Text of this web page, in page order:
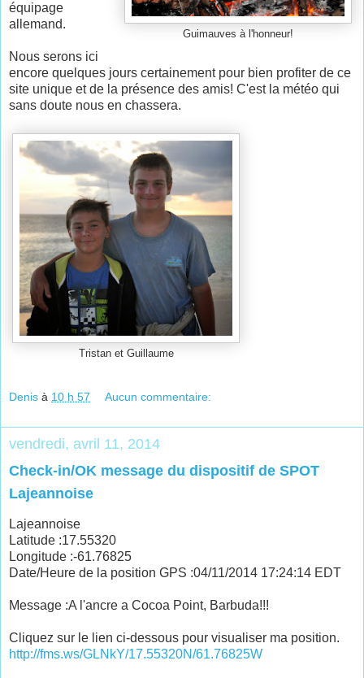
Guimauves à l'honneur!
équipage
allemand.
Nous serons ici
encore quelques jours certainement pour bien profiter de ce
site unique et de la présence des amis! C'est la météo qui
sans doute nous en chassera.
Tristan et Guillaume
Denis à 10 h 57 Aucun commentaire:
vendredi, avril 11, 2014
Check-in/OK message du dispositif de SPOT
Lajeannoise
Lajeannoise
Latitude :17.55320
Longitude :-61.76825
Date/Heure de la position GPS :04/11/2014 17:24:14 EDT
Message :A l'ancre a Cocoa Point, Barbuda!!!
Cliquez sur le lien ci-dessous pour visualiser ma position.
http://fms.ws/GLNkY/17.55320N/61.76825W